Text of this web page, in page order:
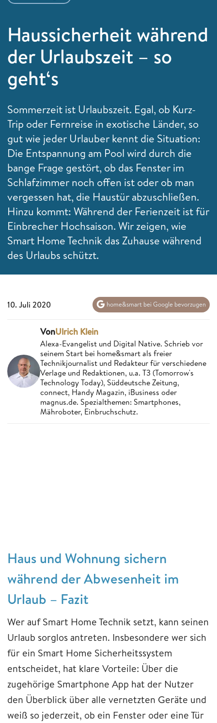
Haussicherheit während
der Urlaubszeit – so
geht‘s
Sommerzeit ist Urlaubszeit. Egal, ob Kurz-
Trip oder Fernreise in exotische Länder, so
gut wie jeder Urlauber kennt die Situation:
Die Entspannung am Pool wird durch die
bange Frage gestört, ob das Fenster im
Schlafzimmer noch offen ist oder ob man
vergessen hat, die Haustür abzuschließen.
Hinzu kommt: Während der Ferienzeit ist für
Einbrecher Hochsaison. Wir zeigen, wie
Smart Home Technik das Zuhause während
des Urlaubs schützt.
10. Juli 2020 home&smart bei Google bevorzugen
VonUlrich Klein
Alexa-Evangelist und Digital Native. Schrieb vor
seinem Start bei home&smart als freier
Technikjournalist und Redakteur für verschiedene
Verlage und Redaktionen, u.a. T3 (Tomorrow's
Technology Today), Süddeutsche Zeitung,
connect, Handy Magazin, iBusiness oder
magnus.de. Spezialthemen: Smartphones,
Mähroboter, Einbruchschutz.
Haus und Wohnung sichern
während der Abwesenheit im
Urlaub – Fazit
Wer auf Smart Home Technik setzt, kann seinen
Urlaub sorglos antreten. Insbesondere wer sich
für ein Smart Home Sicherheitssystem
entscheidet, hat klare Vorteile: Über die
zugehörige Smartphone App hat der Nutzer
den Überblick über alle vernetzten Geräte und
weiß so jederzeit, ob ein Fenster oder eine Tür